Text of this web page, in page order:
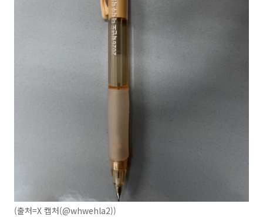
(출처=X 캡처(@whwehla2))